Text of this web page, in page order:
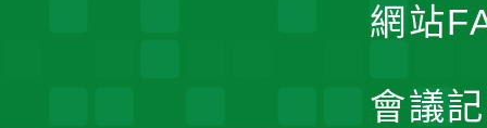
網站
會議